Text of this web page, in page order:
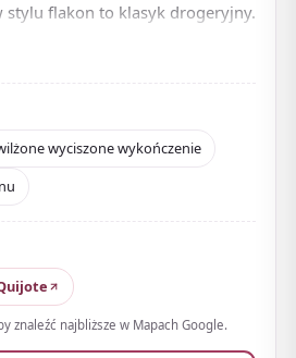
stylu flakon to klasyk drogeryjny.
niewielkie tarcie podczas
nawet na suchych i
wyciszonego dotyku
słodki z czystym akcentem.
cenią układalność ponad lekkie
wyciszone wykończenie
znaleźć najbliższe w Mapach Google.